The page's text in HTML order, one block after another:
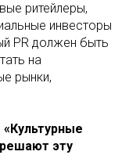
ритейлеры,
инвесторы
PR должен быть
на
рынки,
эту